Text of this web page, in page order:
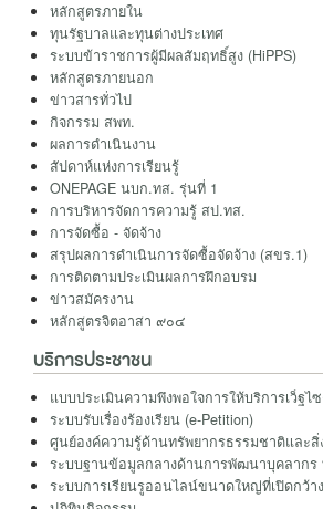
หลักสูตรภายใน
ทุนรัฐบาลและทุนต่างประเทศ
ระบบข้าราชการผู้มีผลสัมฤทธิ์สูง (HiPPS)
หลักสูตรภายนอก
ข่าวสารทั่วไป
กิจกรรม สพท.
ผลการดำเนินงาน
สัปดาห์แห่งการเรียนรู้
ONEPAGE นบก.ทส. รุ่นที่ 1
การบริหารจัดการความรู้ สป.ทส.
การจัดซื้อ - จัดจ้าง
สรุปผลการดำเนินการจัดซื้อจัดจ้าง (สขร.1)
การติดตามประเมินผลการฝึกอบรม
ข่าวสมัครงาน
หลักสูตรจิตอาสา ๙๐๔
บริการประชาชน
แบบประเมินความพึงพอใจการให้บริการเว็ฐไ
ระบบรับเรื่องร้องเรียน (e-Petition)
ศูนย์องค์ความรู้ด้านทรัพยากรธรรมชาติและสิ่
ระบบฐานข้อมูลกลางด้านการพัฒนาบุคลากร
ระบบการเรียนรูออนไลน์ขนาดใหญ่ที่เปิดกว้า